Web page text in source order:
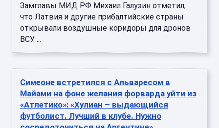
Замглавы МИД РФ Михаил Галузин отметил,
что Латвия и другие прибалтийские страны
открывали воздушные коридоры для дронов
ВСУ. ...
Симеоне встретился с Альваресом в
Майами на фоне желания форварда уйти из
«Атлетико»: «Хулиан – выдающийся
футболист. Лучший в клубе. Нужно